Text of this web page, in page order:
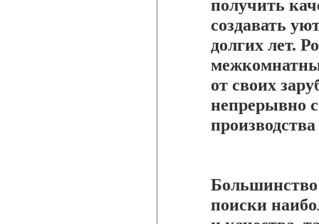
получить
создавать
долгих лет.
от своих
непрерывно
Большинство
поиски